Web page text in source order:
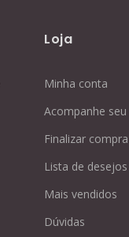
Loja
Minha conta
Acompanhe
Finalizar compra
Lista de desejos
Mais vendidos
Dúvidas